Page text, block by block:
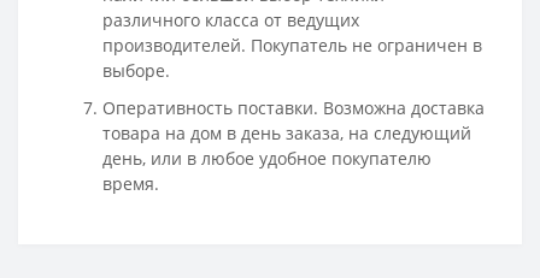
различного класса от ведущих
производителей. Покупатель не ограничен в
выборе.
Оперативность поставки. Возможна доставка
товара на дом в день заказа, на следующий
день, или в любое удобное покупателю
время.